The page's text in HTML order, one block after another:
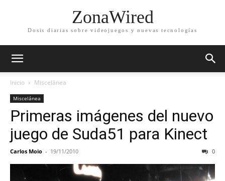
ZonaWired
Dosis diarias sobre videojuegos y nuevas tecnologías
Inicio Miscelánea
Miscelánea
Primeras imágenes del nuevo
juego de Suda51 para Kinect
Carlos Moio - 19/11/2010 0